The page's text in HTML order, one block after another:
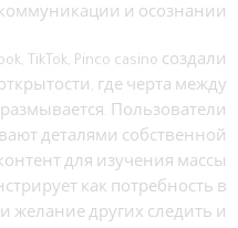
и осознании.
TikTok, Pinco casino создали
где черта между
Пользователи
деталями собственной
для изучения массы
как потребность в
желание других следить и